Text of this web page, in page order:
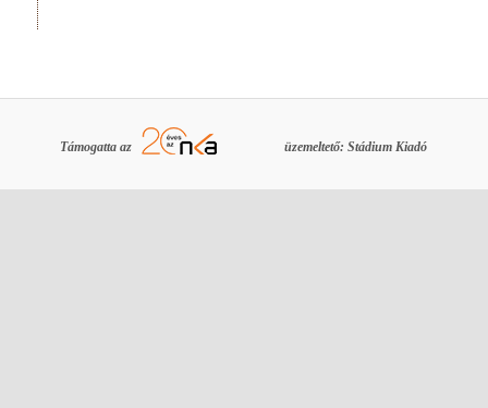
Támogatta az üzemeltető: Stádium Kiadó